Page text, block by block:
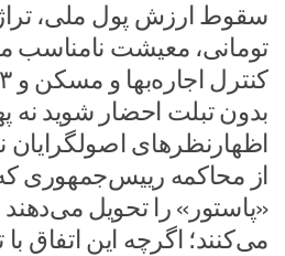
تومانی، معیشت نامناسب
بدون تبلت احضار شوید نه
اظهارنظرهای اصولگرایان
«پاستور» را تحویل می‌دهند
می‌کنند؛ اگرچه این اتفاق